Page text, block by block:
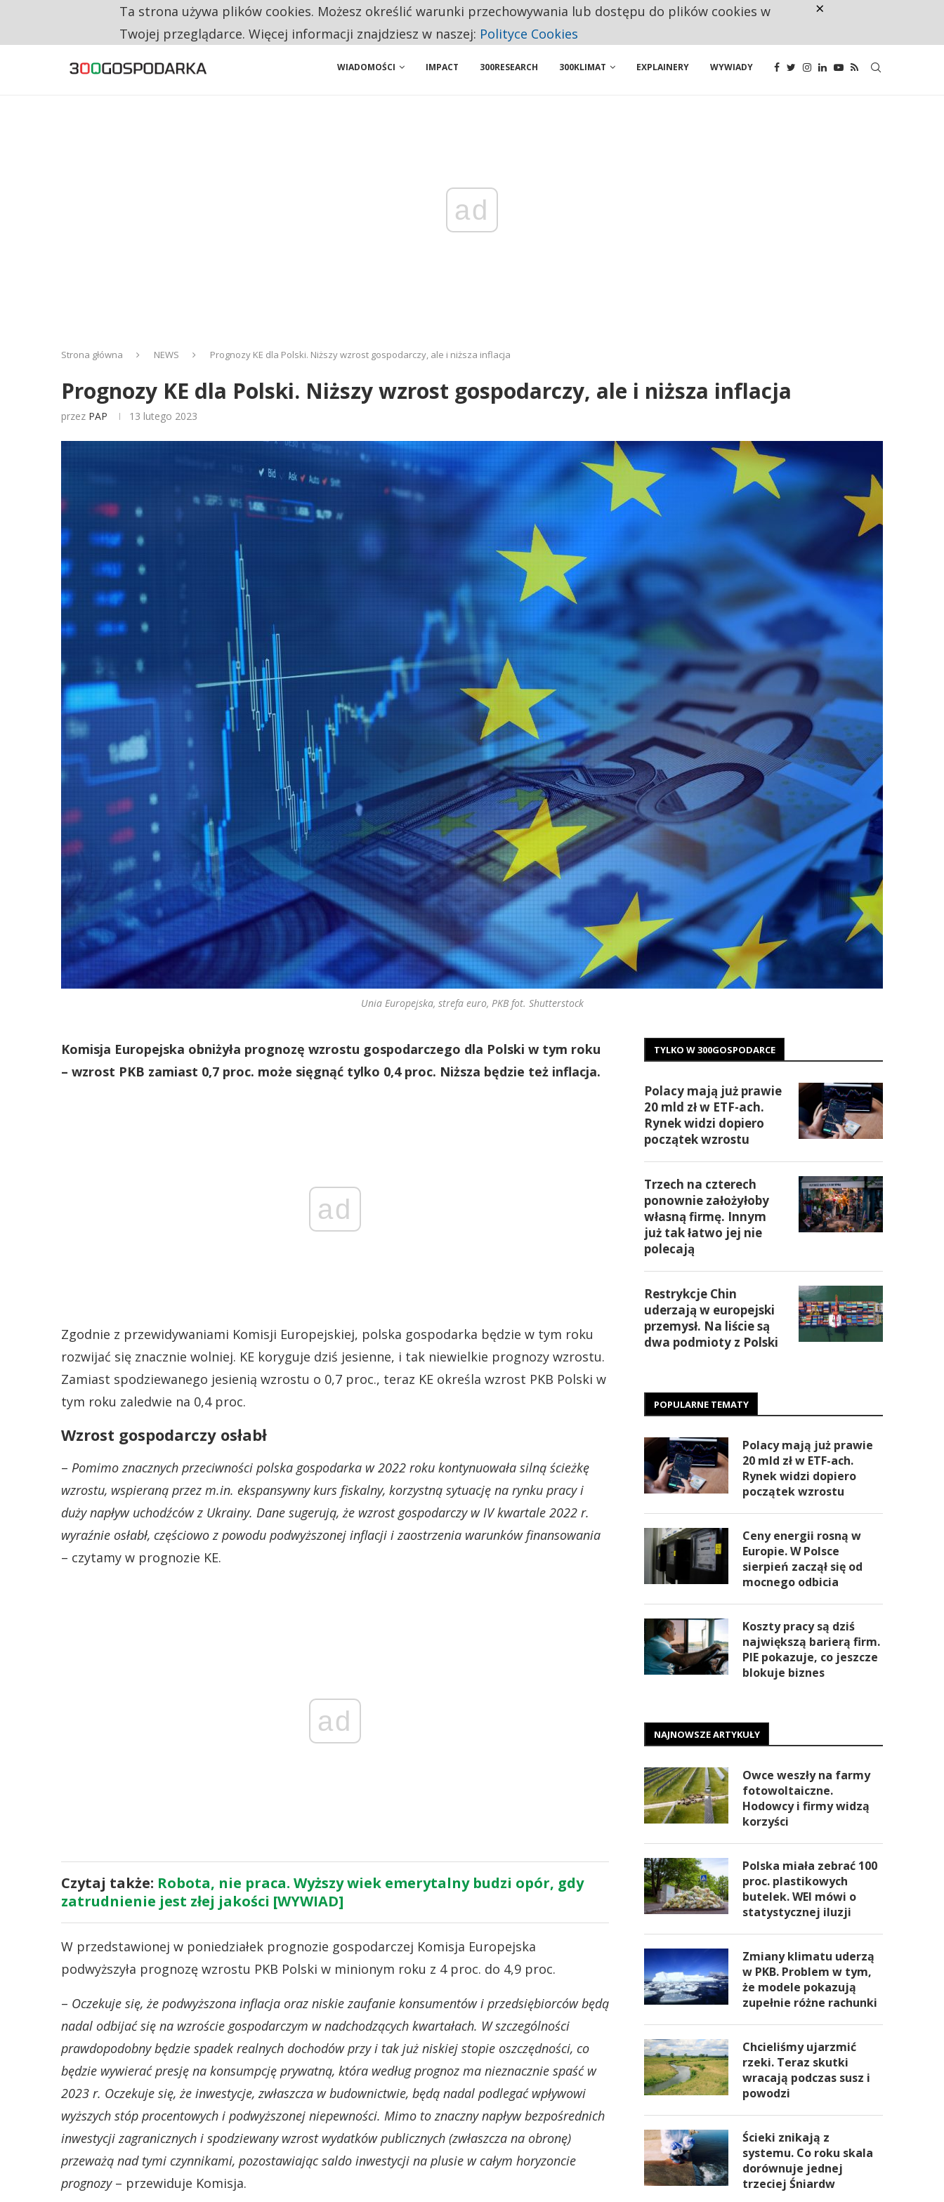
RESTRYKCJE CHIN UDERZAJĄ W EUROPEJSKI PRZEMYSŁ. NA LIŚCIE SĄ DWA PODMIOTY Z POLSKI
WIADOMOŚCI IMPACT 300RESEARCH 300KLIMAT EXPLAINERY WYWIADY
ad
Strona główna NEWS Prognozy KE dla Polski. Niższy wzrost gospodarczy, ale i niższa inflacja
Prognozy KE dla Polski. Niższy wzrost gospodarczy, ale i niższa inflacja
przez PAP 13 lutego 2023
Unia Europejska, strefa euro, PKB fot. Shutterstock
Komisja Europejska obniżyła prognozę wzrostu gospodarczego dla Polski w tym roku
– wzrost PKB zamiast 0,7 proc. może sięgnąć tylko 0,4 proc. Niższa będzie też inflacja.
ad
Zgodnie z przewidywaniami Komisji Europejskiej, polska gospodarka będzie w tym roku
rozwijać się znacznie wolniej. KE koryguje dziś jesienne, i tak niewielkie prognozy wzrostu.
Zamiast spodziewanego jesienią wzrostu o 0,7 proc., teraz KE określa wzrost PKB Polski w
tym roku zaledwie na 0,4 proc.
Wzrost gospodarczy osłabł
– Pomimo znacznych przeciwności polska gospodarka w 2022 roku kontynuowała silną ścieżkę
wzrostu, wspieraną przez m.in. ekspansywny kurs fiskalny, korzystną sytuację na rynku pracy i
duży napływ uchodźców z Ukrainy. Dane sugerują, że wzrost gospodarczy w IV kwartale 2022 r.
wyraźnie osłabł, częściowo z powodu podwyższonej inflacji i zaostrzenia warunków finansowania
– czytamy w prognozie KE.
ad
Czytaj także: Robota, nie praca. Wyższy wiek emerytalny budzi opór, gdy
zatrudnienie jest złej jakości [WYWIAD]
W przedstawionej w poniedziałek prognozie gospodarczej Komisja Europejska
podwyższyła prognozę wzrostu PKB Polski w minionym roku z 4 proc. do 4,9 proc.
– Oczekuje się, że podwyższona inflacja oraz niskie zaufanie konsumentów i przedsiębiorców będą
nadal odbijać się na wzroście gospodarczym w nadchodzących kwartałach. W szczególności
prawdopodobny będzie spadek realnych dochodów przy i tak już niskiej stopie oszczędności, co
będzie wywierać presję na konsumpcję prywatną, która według prognoz ma nieznacznie spaść w
2023 r. Oczekuje się, że inwestycje, zwłaszcza w budownictwie, będą nadal podlegać wpływowi
wyższych stóp procentowych i podwyższonej niepewności. Mimo to znaczny napływ bezpośrednich
inwestycji zagranicznych i spodziewany wzrost wydatków publicznych (zwłaszcza na obronę)
przeważą nad tymi czynnikami, pozostawiając saldo inwestycji na plusie w całym horyzoncie
prognozy– przewiduje Komisja.
TYLKO W 300GOSPODARCE
Polacy mają już prawie
20 mld zł w ETF-ach.
Rynek widzi dopiero
początek wzrostu
Trzech na czterech
ponownie założyłoby
własną firmę. Innym
już tak łatwo jej nie
polecają
Restrykcje Chin
uderzają w europejski
przemysł. Na liście są
dwa podmioty z Polski
POPULARNE TEMATY
Polacy mają już prawie
20 mld zł w ETF-ach.
Rynek widzi dopiero
początek wzrostu
Ceny energii rosną w
Europie. W Polsce
sierpień zaczął się od
mocnego odbicia
Koszty pracy są dziś
największą barierą firm.
PIE pokazuje, co jeszcze
blokuje biznes
NAJNOWSZE ARTYKUŁY
Owce weszły na farmy
fotowoltaiczne.
Hodowcy i firmy widzą
korzyści
Polska miała zebrać 100
proc. plastikowych
butelek. WEI mówi o
statystycznej iluzji
Zmiany klimatu uderzą
w PKB. Problem w tym,
że modele pokazują
zupełnie różne rachunki
Chcieliśmy ujarzmić
rzeki. Teraz skutki
wracają podczas susz i
powodzi
Ścieki znikają z
systemu. Co roku skala
dorównuje jednej
trzeciej Śniardw
Ta strona używa plików cookies. Możesz określić warunki przechowywania lub dostępu do plików cookies w
Twojej przeglądarce. Więcej informacji znajdziesz w naszej: Polityce Cookies
×